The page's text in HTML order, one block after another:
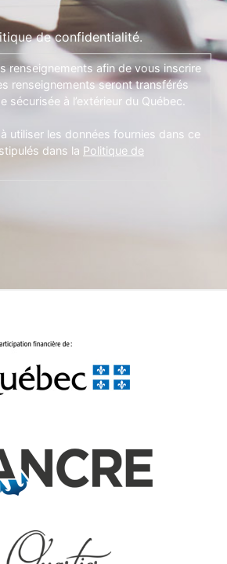
de confidentialité.
renseignements afin de vous inscrire
renseignements seront transférés
sécurisée à l’extérieur du Québec.
à utiliser les données fournies dans ce
dans la Politique de